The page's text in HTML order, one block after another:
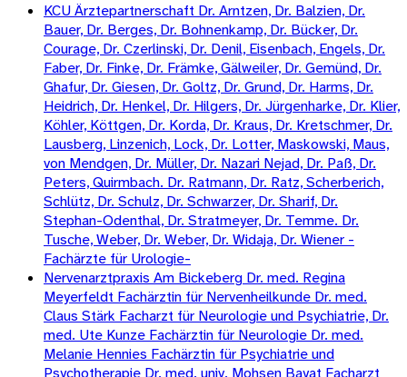
KCU Ärztepartnerschaft Dr. Arntzen, Dr. Balzien, Dr.
Bauer, Dr. Berges, Dr. Bohnenkamp, Dr. Bücker, Dr.
Courage, Dr. Czerlinski, Dr. Denil, Eisenbach, Engels, Dr.
Faber, Dr. Finke, Dr. Främke, Gälweiler, Dr. Gemünd, Dr.
Ghafur, Dr. Giesen, Dr. Goltz, Dr. Grund, Dr. Harms, Dr.
Heidrich, Dr. Henkel, Dr. Hilgers, Dr. Jürgenharke, Dr. Klier,
Köhler, Köttgen, Dr. Korda, Dr. Kraus, Dr. Kretschmer, Dr.
Lausberg, Linzenich, Lock, Dr. Lotter, Maskowski, Maus,
von Mendgen, Dr. Müller, Dr. Nazari Nejad, Dr. Paß, Dr.
Peters, Quirmbach. Dr. Ratmann, Dr. Ratz, Scherberich,
Schlütz, Dr. Schulz, Dr. Schwarzer, Dr. Sharif, Dr.
Stephan-Odenthal, Dr. Stratmeyer, Dr. Temme. Dr.
Tusche, Weber, Dr. Weber, Dr. Widaja, Dr. Wiener -
Fachärzte für Urologie-
Nervenarztpraxis Am Bickeberg Dr. med. Regina
Meyerfeldt Fachärztin für Nervenheilkunde Dr. med.
Claus Stärk Facharzt für Neurologie und Psychiatrie, Dr.
med. Ute Kunze Fachärztin für Neurologie Dr. med.
Melanie Hennies Fachärztin für Psychiatrie und